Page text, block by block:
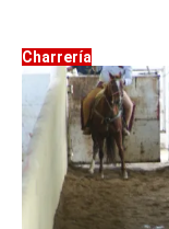
Charrería